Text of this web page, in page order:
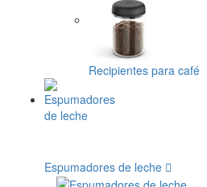
Recipientes para café
Espumadores de leche